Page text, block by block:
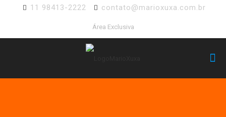
11 98413-2222 contato@marioxuxa.com.br
Área Exclusiva